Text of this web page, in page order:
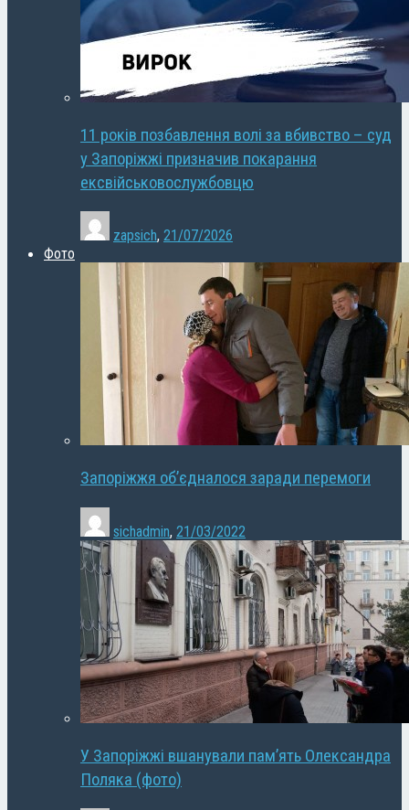
11 років позбавлення волі за вбивство – суд
у Запоріжжі призначив покарання
ексвійськовослужбовцю
zapsich, 21/07/2026
Фото
Запоріжжя об’єдналося заради перемоги
sichadmin, 21/03/2022
У Запоріжжі вшанували пам’ять Олександра
Поляка (фото)